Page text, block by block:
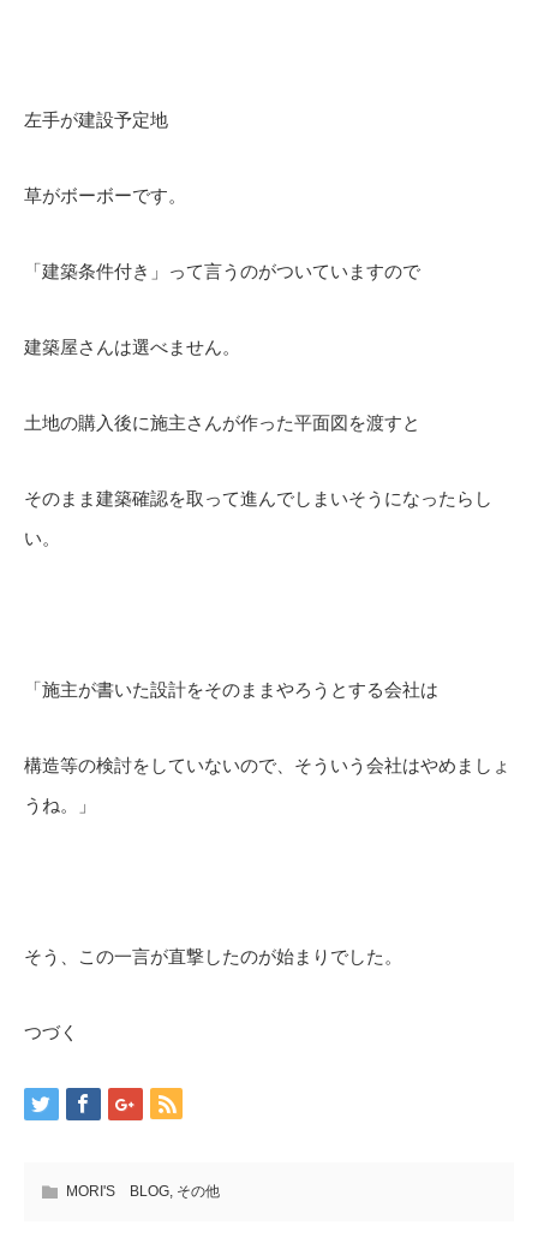
左手が建設予定地
草がボーボーです。
「建築条件付き」って言うのがついていますので
建築屋さんは選べません。
土地の購入後に施主さんが作った平面図を渡すと
そのまま建築確認を取って進んでしまいそうになったらし
い。
「施主が書いた設計をそのままやろうとする会社は
構造等の検討をしていないので、そういう会社はやめましょ
うね。」
そう、この一言が直撃したのが始まりでした。
つづく
MORI'S BLOG, その他